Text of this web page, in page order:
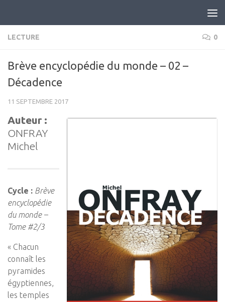
LECTURE 0
Brève encyclopédie du monde – 02 –
Décadence
11 SEPTEMBRE 2017
Auteur :
ONFRAY
Michel
Cycle : Brève
encyclopédie
du monde –
Tome #2/3
« Chacun
connaît les
pyramides
égyptiennes,
les temples